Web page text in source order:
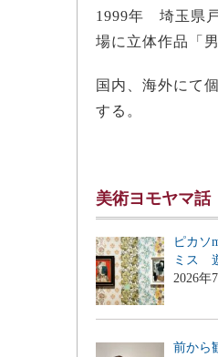
1999年 埼玉県
場に立体作品「
国内、海外にて
する。
美術ヨモヤマ話
ピカソ
ミス
2026年
前から